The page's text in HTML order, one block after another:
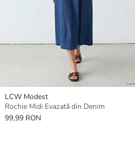
LCW Modest
Rochie Midi Evazată din Denim
99,99 RON